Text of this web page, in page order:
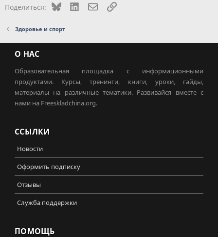
Поделиться: Bluesky LinkedInЭлектронная почта
Ссылка
Здоровье и спорт
О НАС
Образовательная площадка с информационными
продуктами. Курсы, тренинги, книги, уроки, гайды,
материалы на различные тематики. Развивайся вместе с
нами на Freeskladchina.org.
ССЫЛКИ
Новости
Оформить подписку
Отзывы
Служба поддержки
ПОМОЩЬ